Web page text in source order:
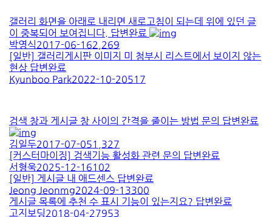
갤러리 화면을 아래로 내리면 새로고침이 되는데 위에 있던 글
이 중복되어 보여집니다. 답변완료
박영식2017-06-162,269
[일반] 갤러리게시판 이미지 미 첨부시 리스트에서 보이지 않는
현상 답변완료
Kyunboo Park2022-10-20517
검색 창과 게시글 창 사이의 간격을 줄이는 방법 문의 답변완료
김일두2017-07-051,327
[커스터마이징] 검색기능 활성화 관련 문의 답변완료
서형욱2025-12-16102
[일반] 게시글 내 애드센스 답변완료
Jeong Jeonmg2024-09-13300
게시글 목록에 추천 수 표시 기능이 있는지요? 답변완료
고지보딩2018-04-27953